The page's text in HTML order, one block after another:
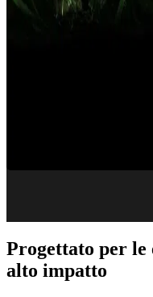
Progettato per le
alto impatto